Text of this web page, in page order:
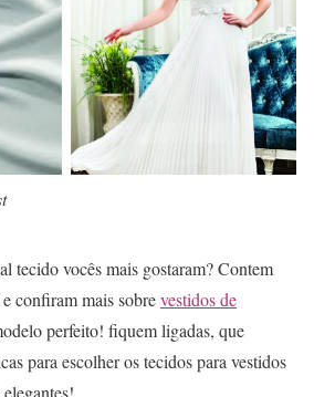
tecido vocês mais gostaram? Contem
confiram mais sobrevestidos de
perfeito! fiquem ligadas, que
para escolher os tecidos para vestidos